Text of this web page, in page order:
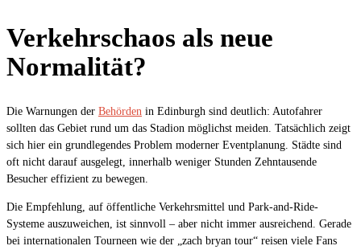
Verkehrschaos als neue
Normalität?
Die Warnungen der Behörden in Edinburgh sind deutlich: Autofahrer
sollten das Gebiet rund um das Stadion möglichst meiden. Tatsächlich zeigt
sich hier ein grundlegendes Problem moderner Eventplanung. Städte sind
oft nicht darauf ausgelegt, innerhalb weniger Stunden Zehntausende
Besucher effizient zu bewegen.
Die Empfehlung, auf öffentliche Verkehrsmittel und Park-and-Ride-
Systeme auszuweichen, ist sinnvoll – aber nicht immer ausreichend. Gerade
bei internationalen Tourneen wie der „zach bryan tour“ reisen viele Fans